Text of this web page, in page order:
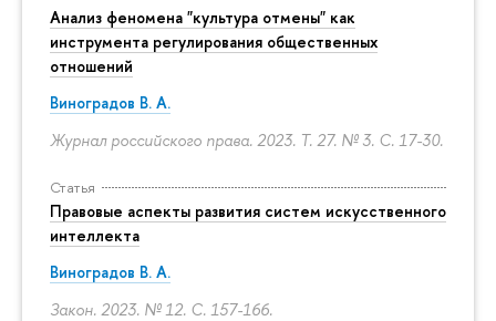
Анализ феномена "культура отмены" как
инструмента регулирования общественных
отношений
Виноградов В. А.
Журнал российского права. 2023. Т. 27. № 3. С. 17-30.
Статья
Правовые аспекты развития систем искусственного
интеллекта
Виноградов В. А.
Закон. 2023. № 12. С. 157-166.